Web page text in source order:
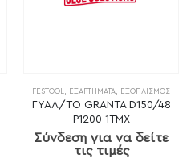
FESTOOL ΕΞΑΡΤΉΜΑΤΑ ΕΞΟΠΛΙΣΜΌΣ
ΓΥΑΛ/ΤΟ GRANTA D150/48
P1200 1ΤΜΧ
Σύνδεση για να δείτε
τις τιμές